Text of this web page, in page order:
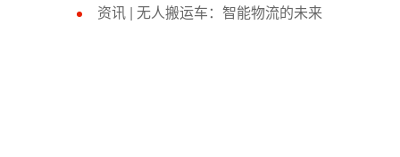
资讯 | 无人搬运车：智能物流的未来